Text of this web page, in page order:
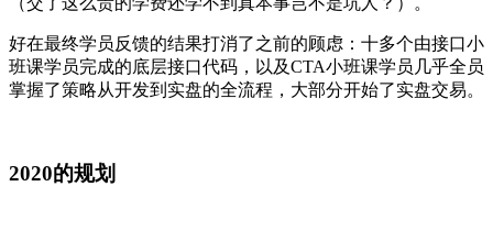
好在最终学员反馈的结果打消了之前的顾虑：十多个由接口小
班课学员完成的底层接口代码，以及CTA小班课学员几乎全员
掌握了策略从开发到实盘的全流程，大部分开始了实盘交易。
2020的规划